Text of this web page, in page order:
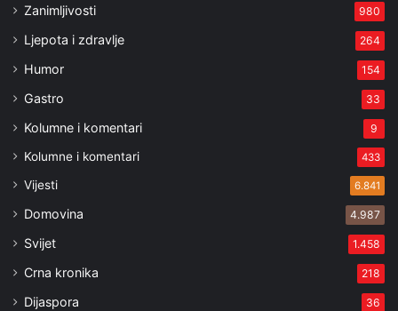
Zanimljivosti 980
Ljepota i zdravlje 264
Humor 154
Gastro 33
Kolumne i komentari 9
Kolumne i komentari 433
Vijesti 6.841
Domovina 4.987
Svijet 1.458
Crna kronika 218
Dijaspora 36